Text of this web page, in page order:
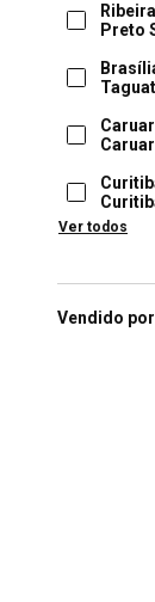
Preto
Ver todos
Vendido por